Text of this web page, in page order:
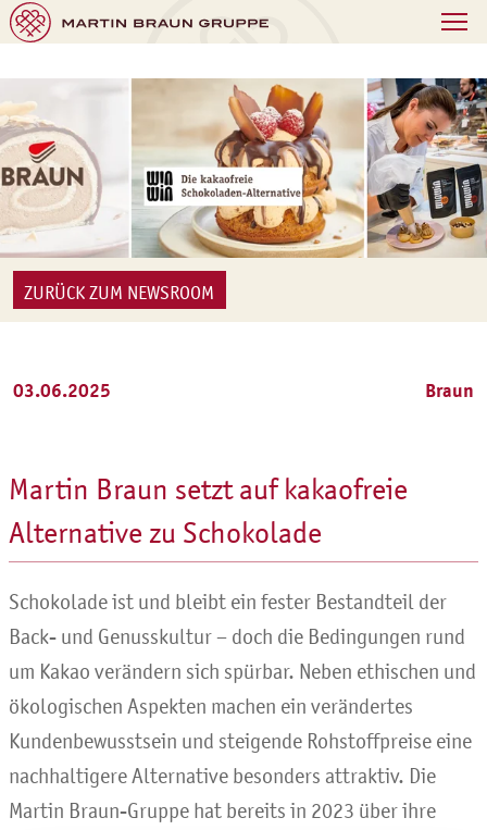
ZURÜCK ZUM NEWSROOM
03.06.2025 Braun
Martin Braun setzt auf kakaofreie
Alternative zu Schokolade
Schokolade ist und bleibt ein fester Bestandteil der
Back- und Genusskultur – doch die Bedingungen rund
um Kakao verändern sich spürbar. Neben ethischen und
ökologischen Aspekten machen ein verändertes
Kundenbewusstsein und steigende Rohstoffpreise eine
nachhaltigere Alternative besonders attraktiv. Die
Martin Braun-Gruppe hat bereits in 2023 über ihre